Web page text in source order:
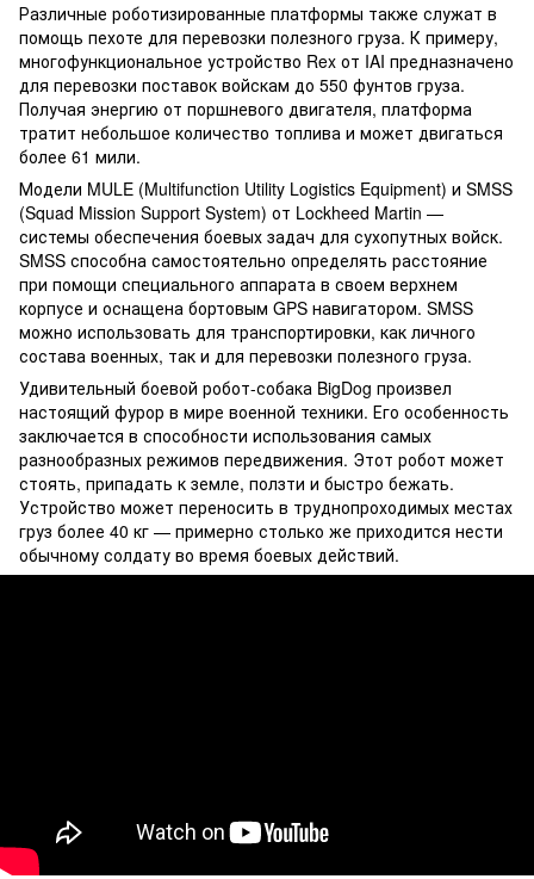
Различные роботизированные платформы также служат в
помощь пехоте для перевозки полезного груза. К примеру,
многофункциональное устройство Rex от IAI предназначено
для перевозки поставок войскам до 550 фунтов груза.
Получая энергию от поршневого двигателя, платформа
тратит небольшое количество топлива и может двигаться
более 61 мили.
Модели MULE (Multifunction Utility Logistics Equipment) и SMSS
(Squad Mission Support System) от Lockheed Martin —
системы обеспечения боевых задач для сухопутных войск.
SMSS способна самостоятельно определять расстояние
при помощи специального аппарата в своем верхнем
корпусе и оснащена бортовым GPS навигатором. SMSS
можно использовать для транспортировки, как личного
состава военных, так и для перевозки полезного груза.
Удивительный боевой робот-собака BigDog произвел
настоящий фурор в мире военной техники. Его особенность
заключается в способности использования самых
разнообразных режимов передвижения. Этот робот может
стоять, припадать к земле, ползти и быстро бежать.
Устройство может переносить в труднопроходимых местах
груз более 40 кг — примерно столько же приходится нести
обычному солдату во время боевых действий.